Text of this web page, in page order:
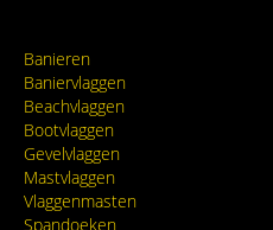
Banieren
Baniervlaggen
Beachvlaggen
Bootvlaggen
Gevelvlaggen
Mastvlaggen
Vlaggenmasten
Spandoeken